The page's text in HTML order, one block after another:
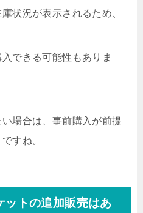
状況が表示されるため、
できる可能性もありま
場合は、 事前購入が前提
すね。
ットの追加販売はあ